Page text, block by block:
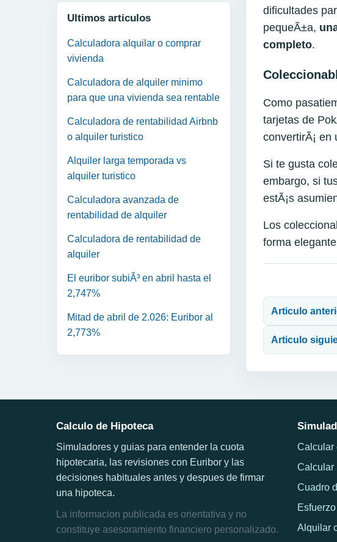
Ultimos articulos
Calculadora alquilar o comprar
vivienda
Calculadora de alquiler minimo
para que una vivienda sea rentable
Calculadora de rentabilidad Airbnb
o alquiler turistico
Alquiler larga temporada vs
alquiler turistico
Calculadora avanzada de
rentabilidad de alquiler
Calculadora de rentabilidad de
alquiler
El euribor subiÃ³ en abril hasta el
2,747%
Mitad de abril de 2.026: Euribor al
2,773%
dificultades
pequeÃ±a,
completo.
Como
tarjetas de
convertirÃ¡ en
Si te gusta
embargo, si
estÃ¡s
Los
forma
Articulo
Articulo
Calculo de Hipoteca
Simuladores y guias para entender la cuota
hipotecaria, las revisiones con Euribor y las
decisiones habituales antes y despues de firmar
una hipoteca.
La informacion publicada es orientativa y no
constituye asesoramiento financiero personalizado.
Calcular
Calcular
Cuadro
Alquilar